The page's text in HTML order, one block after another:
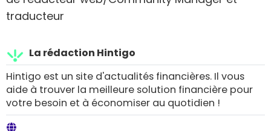
traducteur
La rédaction Hintigo
Hintigo est un site d'actualités financières. Il vous
aide à trouver la meilleure solution financière pour
votre besoin et à économiser au quotidien !